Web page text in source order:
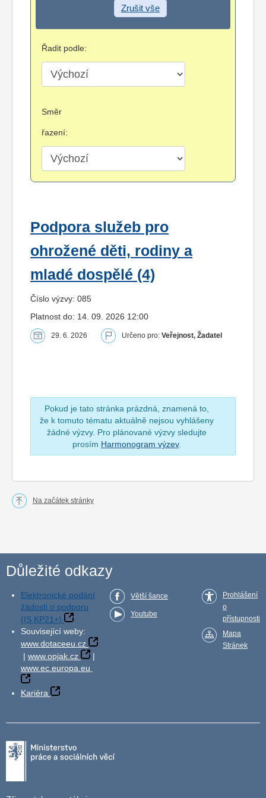
Zrušit vše
Řadit podle:
Směr
řazení:
Podpora služeb pro
ohrožené děti, rodiny a
mladé dospělé (4)
Číslo výzvy: 085
Platnost do: 14. 09. 2026 12:00
29. 6. 2026 Určeno pro: Veřejnost, Žadatel
Pokud je tato stránka prázdná, znamená to,
že k tomuto tématu aktuálně nejsou vyhlášeny
žádné výzvy. Pro plánované výzvy sledujte
prosím Harmonogram výzev.
Na začátek stránky
Důležité odkazy
Elektronické podání
žádosti o podporu
(IS KP21+)
Související weby:
www.dotaceeu.cz
| www.opjak.cz
|
www.ec.europa.eu
Kariéra
Větší šance
Youtube
Prohlášení
o
přístupnosti
Mapa
Stránek